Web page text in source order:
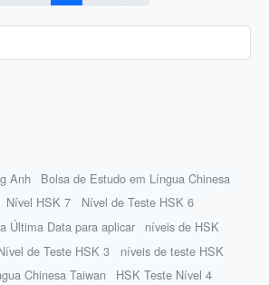
Anh
Bolsa de Estudo em Língua Chinesa
Nível HSK 7
Nível de Teste HSK 6
Última Data para aplicar
níveis de HSK
de Teste HSK 3
níveis de teste HSK
Chinesa Taiwan
HSK Teste Nível 4